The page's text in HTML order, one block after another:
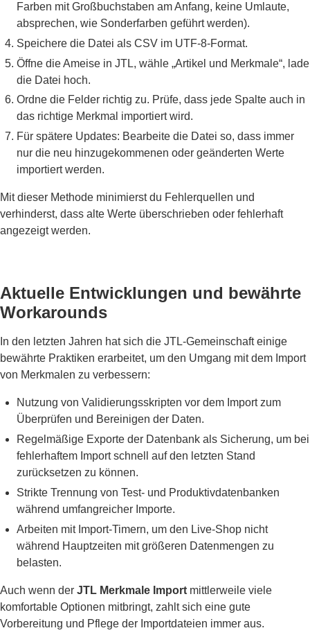
Farben mit Großbuchstaben am Anfang, keine Umlaute,
absprechen, wie Sonderfarben geführt werden).
Speichere die Datei als CSV im UTF-8-Format.
Öffne die Ameise in JTL, wähle „Artikel und Merkmale“, lade
die Datei hoch.
Ordne die Felder richtig zu. Prüfe, dass jede Spalte auch in
das richtige Merkmal importiert wird.
Für spätere Updates: Bearbeite die Datei so, dass immer
nur die neu hinzugekommenen oder geänderten Werte
importiert werden.
Mit dieser Methode minimierst du Fehlerquellen und
verhinderst, dass alte Werte überschrieben oder fehlerhaft
angezeigt werden.
Aktuelle Entwicklungen und bewährte
Workarounds
In den letzten Jahren hat sich die JTL-Gemeinschaft einige
bewährte Praktiken erarbeitet, um den Umgang mit dem Import
von Merkmalen zu verbessern:
Nutzung von Validierungsskripten vor dem Import zum
Überprüfen und Bereinigen der Daten.
Regelmäßige Exporte der Datenbank als Sicherung, um bei
fehlerhaftem Import schnell auf den letzten Stand
zurücksetzen zu können.
Strikte Trennung von Test- und Produktivdatenbanken
während umfangreicher Importe.
Arbeiten mit Import-Timern, um den Live-Shop nicht
während Hauptzeiten mit größeren Datenmengen zu
belasten.
Auch wenn der JTL Merkmale Import mittlerweile viele
komfortable Optionen mitbringt, zahlt sich eine gute
Vorbereitung und Pflege der Importdateien immer aus.